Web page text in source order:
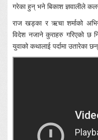
गरेका हुन् भने बिकाश ज्ञवालीले
राज खड्का र ऋचा शर्माको
विदेश नजाने कुराहरु गरिएको छ
युवाको कथालाई पर्दामा उतारेका